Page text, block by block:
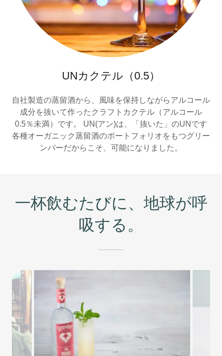
UNカクテル（0.5）
自社製造の蒸留酒から、風味を保持しながらアルコール
成分を抜いて作ったクラフトカクテル（アルコール
0.5％未満）です。 UN(アン)は、「抜いた」のUNです
各種オーガニック蒸留酒のポートフォリオをもつグリー
ンバーだからこそ、可能になりました。
一杯飲むたびに、地球が呼
吸する。